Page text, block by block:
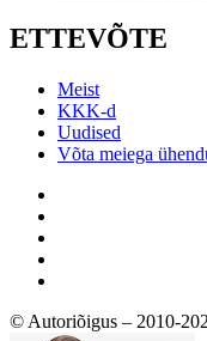
ETTEVÕTE
Meist
KKK-d
Uudised
Võta meiega
© Autoriõigus – 2010-